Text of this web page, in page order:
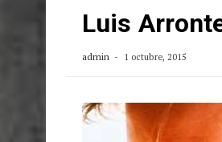
Luis
admin 1 octubre, 2015